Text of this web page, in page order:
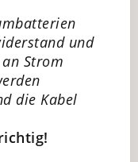
und
Strom
die Kabel